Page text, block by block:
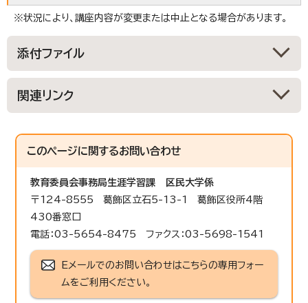
※状況により、講座内容が変更または中止となる場合があります。
添付ファイル
関連リンク
このページに関するお問い合わせ
教育委員会事務局生涯学習課
区民大学係
〒124-8555 葛飾区立石5-13-1 葛飾区役所4階
430番窓口
電話：03-5654-8475 ファクス：03-5698-1541
Eメールでのお問い合わせはこちらの専用フォー
ムをご利用ください。